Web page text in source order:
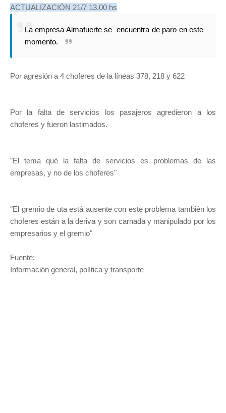
ACTUALIZACIÓN 21/7 13.00 hs
La empresa Almafuerte se encuentra de paro en este
momento.
Por agresión a 4 choferes de la líneas 378, 218 y 622
Por la falta de servicios los pasajeros agredieron a los
choferes y fueron lastimados.
"El tema qué la falta de servicios es problemas de las
empresas, y no de los choferes"
"El gremio de uta está ausente con este problema también los
choferes están a la deriva y son carnada y manipulado por los
empresarios y el gremio"
Fuente:
Información general, política y transporte